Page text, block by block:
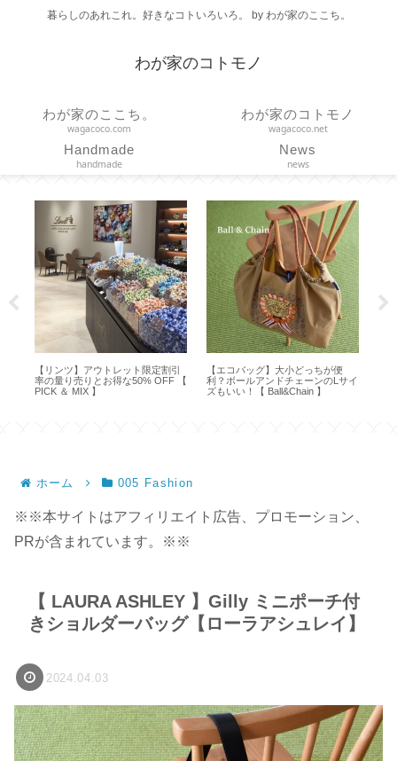
暮らしのあれこれ。好きなコトいろいろ。 by わが家のここち。
わが家のコトモノ
わが家のここち。
wagacoco.com
わが家のコトモノ
wagacoco.net
Handmade
handmade
News
news
【リンツ】アウトレット限定割引
率の量り売りとお得な50% OFF 【
PICK ＆ MIX 】
【エコバッグ】大小どっちが便
利？ボールアンドチェーンのLサイ
ズもいい！【 Ball&Chain 】
ホーム 005 Fashion
※※本サイトはアフィリエイト広告、プロモーション、
PRが含まれています。※※
【 LAURA ASHLEY 】Gilly ミニポーチ付
きショルダーバッグ【ローラアシュレイ】
2024.04.03